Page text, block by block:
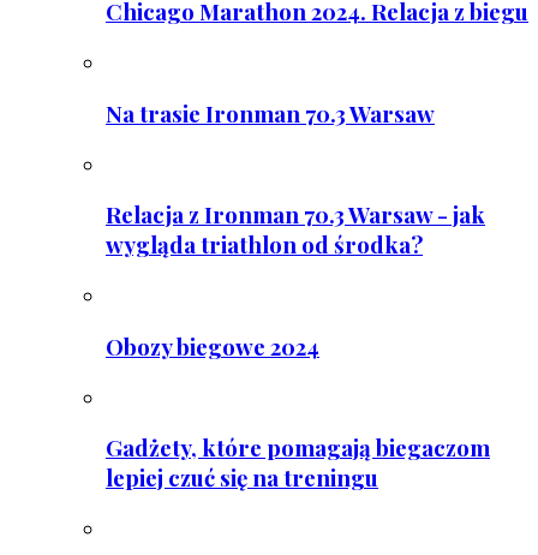
Chicago Marathon 2024. Relacja z biegu
Na trasie Ironman 70.3 Warsaw
Relacja z Ironman 70.3 Warsaw - jak
wygląda triathlon od środka?
Obozy biegowe 2024
Gadżety, które pomagają biegaczom
lepiej czuć się na treningu